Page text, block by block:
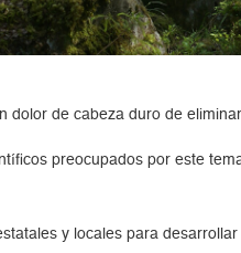
dolor de cabeza duro de
preocupados por este
y locales para